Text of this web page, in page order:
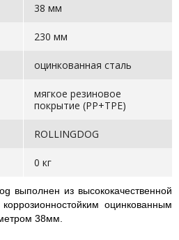
38 мм
230 мм
оцинкованная сталь
мягкое резиновое
покрытие (PP+TPE)
ROLLINGDOG
0 кг
выполнен из высококачественной
оцинкованным
38мм.